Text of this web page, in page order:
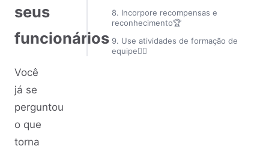
seus
funcionários
Você
já se
perguntou
o que
torna
8. Incorpore recompensas e
reconhecimento🏆
9. Use atividades de formação de
equipe👷‍♂️